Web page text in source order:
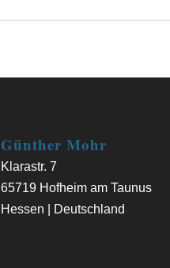
Günther Mohr
Klarastr. 7
65719 Hofheim am Taunus
Hessen | Deutschland